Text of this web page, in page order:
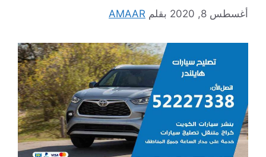
أغسطس 8, 2020 بقلم AMAAR